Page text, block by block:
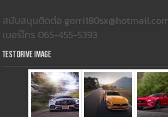
สนับสนุนติดต่อ
เบอร์โทร 065-455-5393
Test Drive Image